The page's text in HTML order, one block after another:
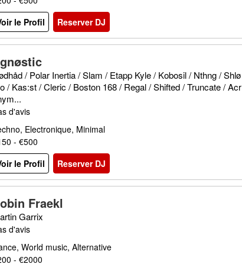
le Profil
Reserver DJ
/ Polar Inertia / Slam / Etapp Kyle / Kobosil / Nthng / Shlø
/ Kas:st / Cleric / Boston 168 / Regal / Shifted / Truncate / Acr
d'avis
Electronique, Minimal
- €500
le Profil
Reserver DJ
Fraekl
Garrix
d'avis
World music, Alternative
- €2000